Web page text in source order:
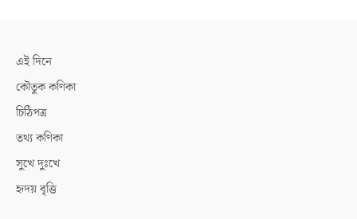
এই দিনে
কৌতুক কণিকা
চিঠিপত্র
তথ্য কণিকা
সুখে দুঃখে
হৃদয় বৃত্তি